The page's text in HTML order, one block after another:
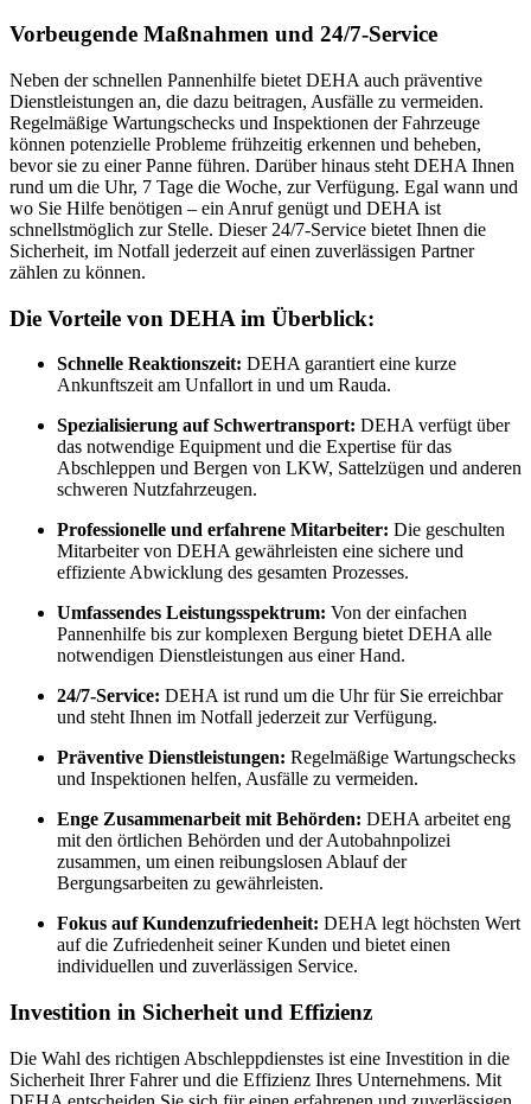
Vorbeugende Maßnahmen und 24/7-Service
Neben der schnellen Pannenhilfe bietet DEHA auch präventive
Dienstleistungen an, die dazu beitragen, Ausfälle zu vermeiden.
Regelmäßige Wartungschecks und Inspektionen der Fahrzeuge
können potenzielle Probleme frühzeitig erkennen und beheben,
bevor sie zu einer Panne führen. Darüber hinaus steht DEHA Ihnen
rund um die Uhr, 7 Tage die Woche, zur Verfügung. Egal wann und
wo Sie Hilfe benötigen – ein Anruf genügt und DEHA ist
schnellstmöglich zur Stelle. Dieser 24/7-Service bietet Ihnen die
Sicherheit, im Notfall jederzeit auf einen zuverlässigen Partner
zählen zu können.
Die Vorteile von DEHA im Überblick:
Schnelle Reaktionszeit: DEHA garantiert eine kurze
Ankunftszeit am Unfallort in und um Rauda.
Spezialisierung auf Schwertransport: DEHA verfügt über
das notwendige Equipment und die Expertise für das
Abschleppen und Bergen von LKW, Sattelzügen und anderen
schweren Nutzfahrzeugen.
Professionelle und erfahrene Mitarbeiter: Die geschulten
Mitarbeiter von DEHA gewährleisten eine sichere und
effiziente Abwicklung des gesamten Prozesses.
Umfassendes Leistungsspektrum: Von der einfachen
Pannenhilfe bis zur komplexen Bergung bietet DEHA alle
notwendigen Dienstleistungen aus einer Hand.
24/7-Service: DEHA ist rund um die Uhr für Sie erreichbar
und steht Ihnen im Notfall jederzeit zur Verfügung.
Präventive Dienstleistungen: Regelmäßige Wartungschecks
und Inspektionen helfen, Ausfälle zu vermeiden.
Enge Zusammenarbeit mit Behörden: DEHA arbeitet eng
mit den örtlichen Behörden und der Autobahnpolizei
zusammen, um einen reibungslosen Ablauf der
Bergungsarbeiten zu gewährleisten.
Fokus auf Kundenzufriedenheit: DEHA legt höchsten Wert
auf die Zufriedenheit seiner Kunden und bietet einen
individuellen und zuverlässigen Service.
Investition in Sicherheit und Effizienz
Die Wahl des richtigen Abschleppdienstes ist eine Investition in die
Sicherheit Ihrer Fahrer und die Effizienz Ihres Unternehmens. Mit